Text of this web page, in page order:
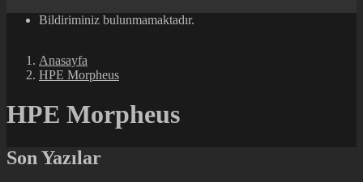
Bildiriminiz bulunmamaktadır.
Anasayfa
HPE Morpheus
HPE Morpheus
Son Yazılar